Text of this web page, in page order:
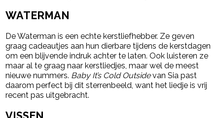
WATERMAN
De Waterman is een echte kerstliefhebber. Ze geven
graag cadeautjes aan hun dierbare tijdens de kerstdagen
om een blijvende indruk achter te laten. Ook luisteren ze
maar al te graag naar kerstliedjes, maar wel de meest
nieuwe nummers. Baby It’s Cold Outsidevan Sia past
daarom perfect bij dit sterrenbeeld, want het liedje is vrij
recent pas uitgebracht.